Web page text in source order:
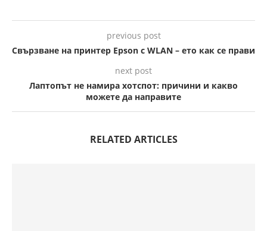
previous post
Свързване на принтер Epson с WLAN – ето как се прави
next post
Лаптопът не намира хотспот: причини и какво
можете да направите
RELATED ARTICLES